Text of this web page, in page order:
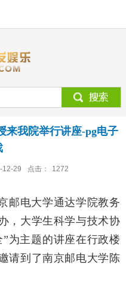
来我院举行讲座-pg电子
12-29 点击： 1272
邮电大学通达学院教务
，大学生科学与技术协
为主题的讲座在行政楼
请到了南京邮电大学陈